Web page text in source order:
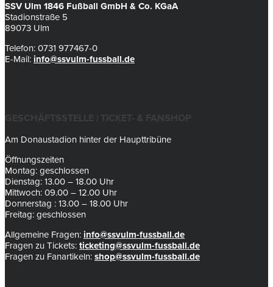
SSV Ulm 1846 Fußball GmbH & Co. KGaA
Stadionstraße 5
89073 Ulm
Telefon: 0731 977467-0
E-Mail: info@ssvulm-fussball.de
GESCHÄFTSSTELLE | TICKET- & FANSHOP
Am Donaustadion hinter der Haupttribüne
Öffnungszeiten
Montag: geschlossen
Dienstag: 13.00 – 18.00 Uhr
Mittwoch: 09.00 – 12.00 Uhr
Donnerstag : 13.00 – 18.00 Uhr
Freitag: geschlossen
Allgemeine Fragen: info@ssvulm-fussball.de
Fragen zu Tickets: ticketing@ssvulm-fussball.de
Fragen zu Fanartikeln: shop@ssvulm-fussball.de